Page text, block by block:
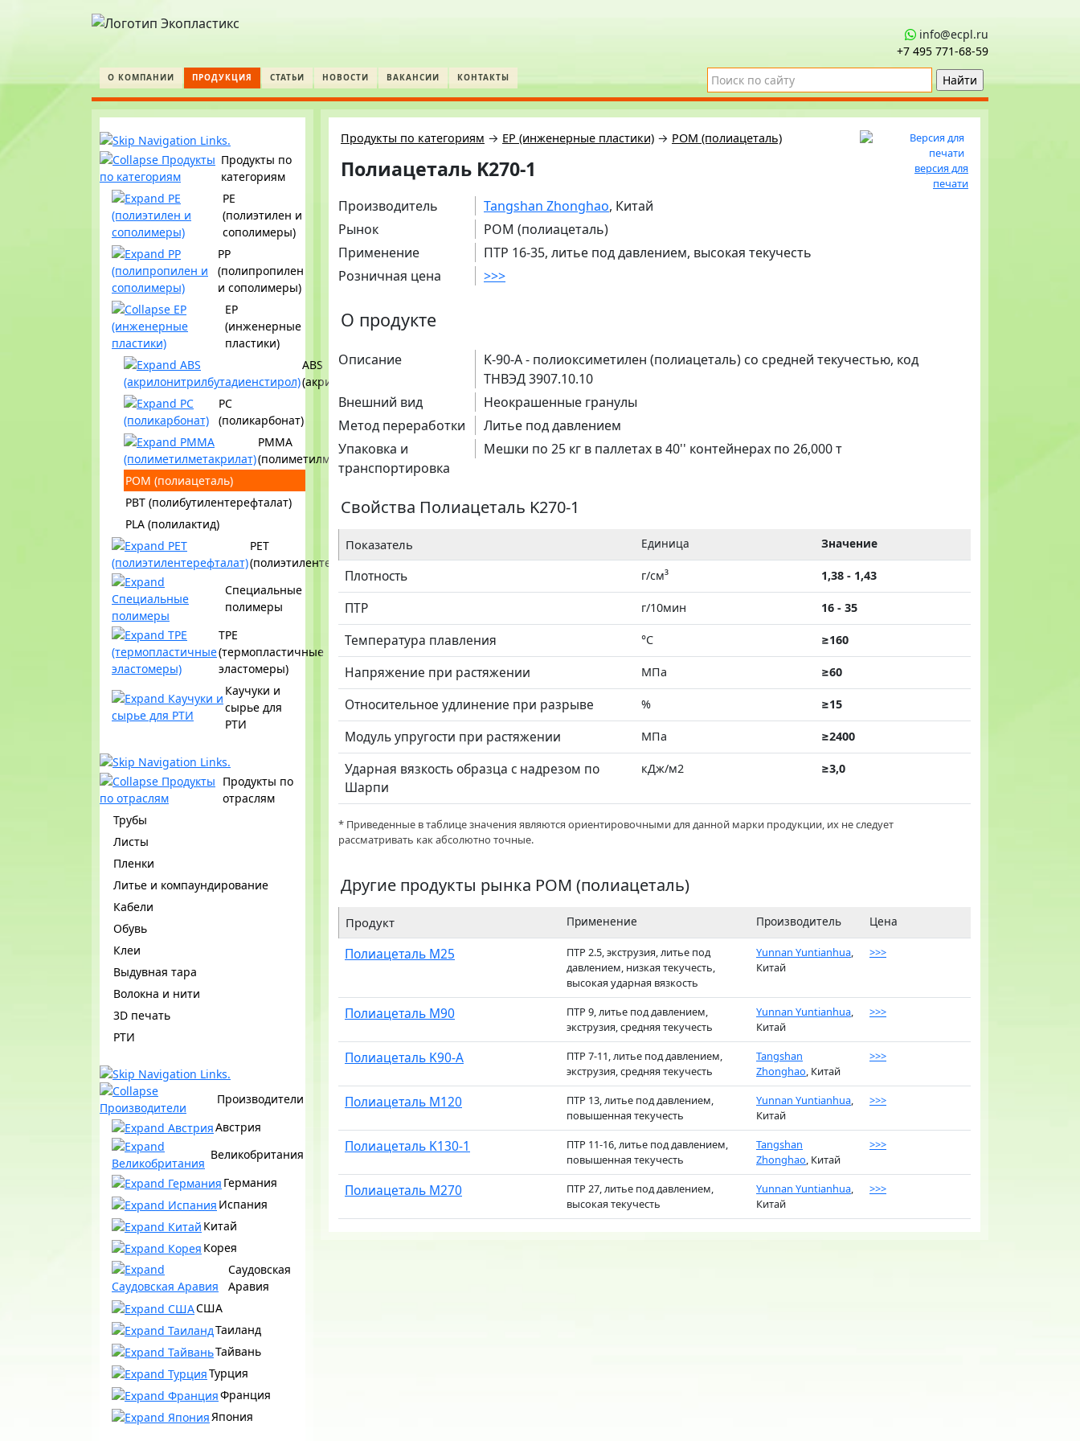
info@ecpl.ru
+7 495 771‑68-59
О КОМПАНИИ ПРОДУКЦИЯ СТАТЬИ НОВОСТИ ВАКАНСИИ КОНТАКТЫ
Продукты по
категориям
PE
(полиэтилен и
сополимеры)
PP
(полипропилен
и сополимеры)
EP
(инженерные
пластики)
ABS
(акрилонитрилбутадиенстирол)
PC
(поликарбонат)
PMMA
(полиметилметакрилат)
POM (полиацеталь)
PBT (полибутилентерефталат)
PLA (полилактид)
PET
(полиэтилентерефталат)
Специальные
полимеры
TPE
(термопластичные
эластомеры)
Каучуки и
сырье для
РТИ
Продукты по
отраслям
Трубы
Листы
Пленки
Литье и компаундирование
Кабели
Обувь
Клеи
Выдувная тара
Волокна и нити
3D печать
РТИ
Производители
Австрия
Великобритания
Германия
Испания
Китай
Корея
Саудовская
Аравия
США
Таиланд
Тайвань
Турция
Франция
Япония
Продукты по категориям → EP (инженерные пластики) → POM (полиацеталь)
версия для
печати
Полиацеталь K270-1
Производитель Tangshan Zhonghao, Китай
Рынок
POM (полиацеталь)
Применение
ПТР 16-35, литье под давлением, высокая текучесть
Розничная цена
>>>
О продукте
Описание
K-90-A - полиоксиметилен (полиацеталь) со средней текучестью, код
ТНВЭД 3907.10.10
Внешний вид
Неокрашенные гранулы
Метод переработки
Литье под давлением
Упаковка и
транспортировка
Мешки по 25 кг в паллетах в 40'' контейнерах по 26,000 т
Свойства Полиацеталь K270-1
Показатель Единица Значение
Плотность г/см³ 1,38 - 1,43
ПТР г/10мин 16 - 35
Температура плавления °C ≥160
Напряжение при растяжении МПа ≥60
Относительное удлинение при разрыве % ≥15
Модуль упругости при растяжении МПа ≥2400
Ударная вязкость образца с надрезом по
Шарпи
кДж/м2 ≥3,0
* Приведенные в таблице значения являются ориентировочными для данной марки продукции, их не следует
рассматривать как абсолютно точные.
Другие продукты рынка POM (полиацеталь)
Продукт Применение Производитель Цена
Полиацеталь M25
ПТР 2.5, экструзия, литье под
давлением, низкая текучесть,
высокая ударная вязкость
Yunnan Yuntianhua,
Китай
>>>
Полиацеталь M90
ПТР 9, литье под давлением,
экструзия, средняя текучесть
Yunnan Yuntianhua,
Китай
>>>
Полиацеталь K90-A
ПТР 7-11, литье под давлением,
экструзия, средняя текучесть
Tangshan
Zhonghao, Китай
>>>
Полиацеталь M120
ПТР 13, литье под давлением,
повышенная текучесть
Yunnan Yuntianhua,
Китай
>>>
Полиацеталь K130-1
ПТР 11-16, литье под давлением,
повышенная текучесть
Tangshan
Zhonghao, Китай
>>>
Полиацеталь M270
ПТР 27, литье под давлением,
высокая текучесть
Yunnan Yuntianhua,
Китай
>>>